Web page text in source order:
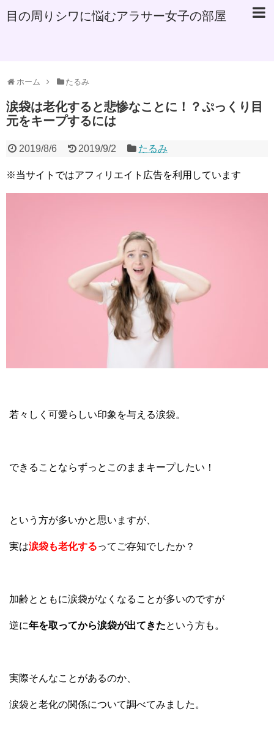
目の周りシワに悩むアラサー女子の部屋
ホーム たるみ
涙袋は老化すると悲惨なことに！？ぷっくり目
元をキープするには
2019/8/6 2019/9/2 たるみ
※当サイトではアフィリエイト広告を利用しています
若々しく可愛らしい印象を与える涙袋。
できることならずっとこのままキープしたい！
という方が多いかと思いますが、
実は涙袋も老化するってご存知でしたか？
加齢とともに涙袋がなくなることが多いのですが
逆に年を取ってから涙袋が出てきたという方も。
実際そんなことがあるのか、
涙袋と老化の関係について調べてみました。